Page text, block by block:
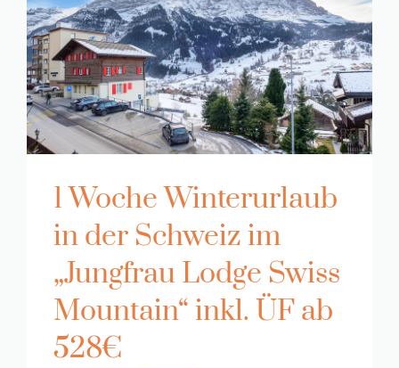
1 Woche Winterurlaub
in der Schweiz im
„Jungfrau Lodge Swiss
Mountain“ inkl. ÜF ab
528€